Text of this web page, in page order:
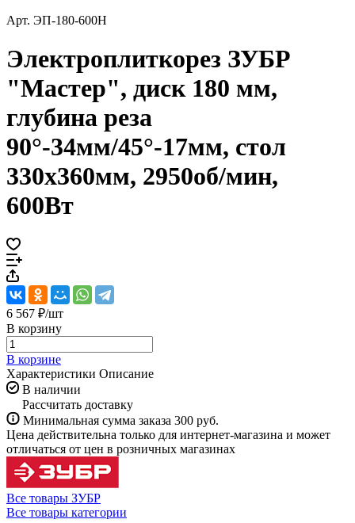
Арт. ЭП-180-600Н
Электроплиткорез ЗУБР
"Мастер", диск 180 мм,
глубина реза
90°-34мм/45°-17мм, стол
330х360мм, 2950об/мин,
600Вт
6 567 ₽/шт
В корзину
В корзине
Характеристики Описание
В наличии
Рассчитать доставку
Минимальная сумма заказа 300 руб.
Цена действительна только для интернет-магазина и может
отличаться от цен в розничных магазинах
Все товары ЗУБР
Все товары категории